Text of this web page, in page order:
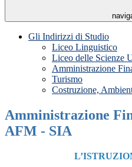
Gli Indirizzi di Studio
Liceo Linguistico
Liceo delle Scienze
Amministrazione
Turismo
Costruzione,
Amministrazione
AFM - SIA